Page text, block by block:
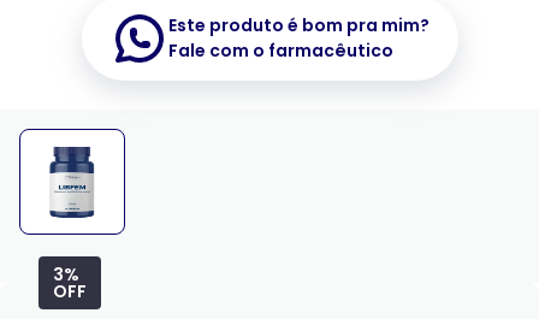
Este produto é bom pra mim?
Fale com o farmacêutico
3%
OFF